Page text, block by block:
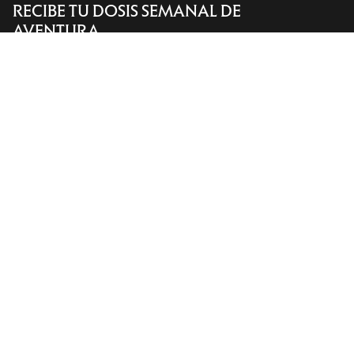
Encuentra una tienda Help
RECIBE TU DOSIS SEMANAL DE
AVENTURA